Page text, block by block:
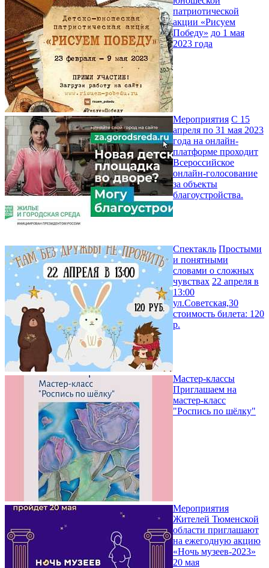
патриотической
акции «Рисуем
Победу» до 1 мая
2023 года
Мероприятия С 15
апреля по 31 мая 2023
года на онлайн-
платформе проходит
Всероссийское
онлайн-голосование
за объекты
благоустройства.
Спектакль Простыми
и понятными
словами о сложных
чувствах 22 апреля в
13:00
ул.Советская,30
стоимость билета: 120
р.
Мастер-классы
Приглашаем на
мастер-класс
"Роспись по шёлку"
Мероприятия
Жителей Тюменской
области приглашают
на ежегодную акцию
«Ночь музеев-2023»
20 мая